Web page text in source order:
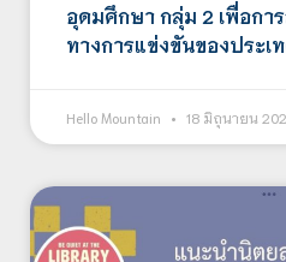
อุดมศึกษา กลุ่ม 2 เพื่อกา
ทางการแข่งขันของประ
Hello Mountain 18 มิถุนายน